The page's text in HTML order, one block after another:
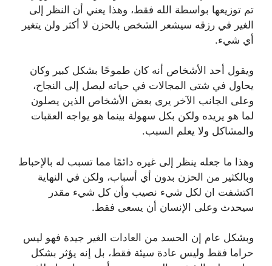
تم توزيعها بواسطة الله فقط، وهذا يعني أن النظر إلى
الغير في رزقه سيشعر الشخص بالحزن لا أكثر ولن يتغير
أي شيء.
‏ويقول أحد الأشخاص أنه كان طموحًا بشكل كبير وكان
يحاول في شتى المجالات في حياته ليصل إلى النجاح،
وعلى الجانب الآخر يرى بعض الأشخاص الذين يصلون
لما هو يريده ولكن بكل سهولة بينما هو يواجه العقبات
والمشاكل ولا يعلم السبب.
‏وهذا ما جعله ينظر إلى غيره دائمًا مما تسبب له بالإحباط
وبالكثير من الحزن بدون أي أسباب، ‏ولكن في النهاية
اكتشفت ان لكل شيء نصيب وأن كل شيء مقدر
سيحدث وعلى الإنسان أن يسعى فقط.
‏وبشكل عام إن الحسد من العادات الغير جيدة فهو ليس
حراما فقط وليس عادة سيئة فقط، بل إنه يؤثر بشكل